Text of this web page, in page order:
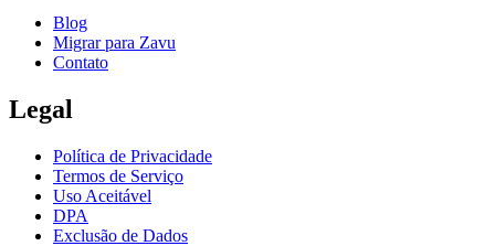
Blog
Migrar para Zavu
Contato
Legal
Política de Privacidade
Termos de Serviço
Uso Aceitável
DPA
Exclusão de Dados